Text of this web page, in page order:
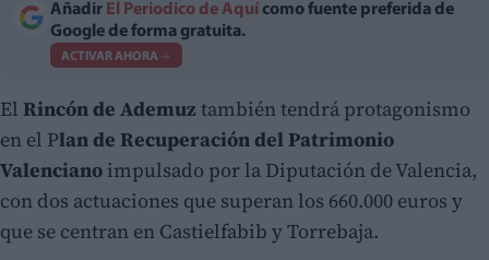
Añadir El Periodico de Aquí como fuente preferida de
Google de forma gratuita.
ACTIVAR AHORA
El Rincón de Ademuz también tendrá protagonismo
en el Plan de Recuperación del Patrimonio
Valenciano impulsado por la Diputación de Valencia,
con dos actuaciones que superan los 660.000 euros y
que se centran en Castielfabib y Torrebaja.